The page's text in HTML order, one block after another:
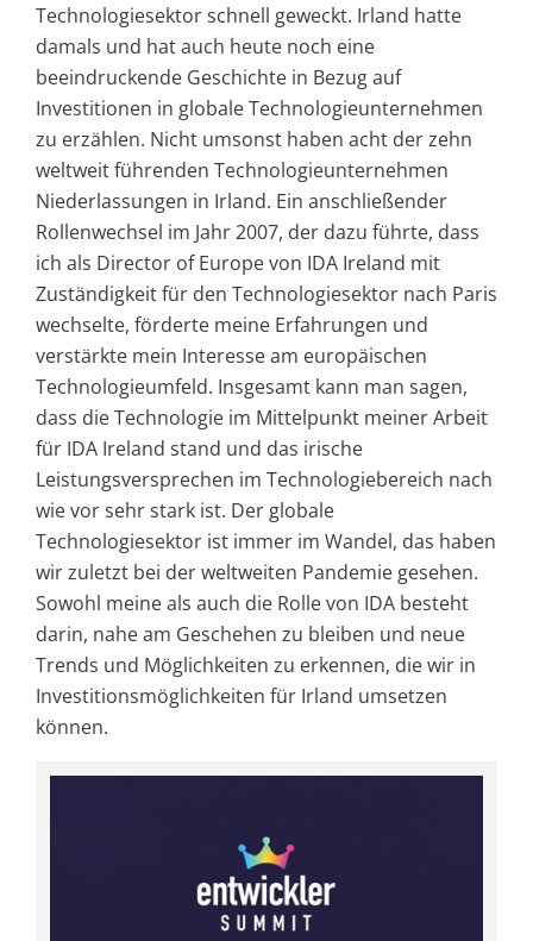
Technologiesektor schnell geweckt. Irland hatte
damals und hat auch heute noch eine
beeindruckende Geschichte in Bezug auf
Investitionen in globale Technologieunternehmen
zu erzählen. Nicht umsonst haben acht der zehn
weltweit führenden Technologieunternehmen
Niederlassungen in Irland. Ein anschließender
Rollenwechsel im Jahr 2007, der dazu führte, dass
ich als Director of Europe von IDA Ireland mit
Zuständigkeit für den Technologiesektor nach Paris
wechselte, förderte meine Erfahrungen und
verstärkte mein Interesse am europäischen
Technologieumfeld. Insgesamt kann man sagen,
dass die Technologie im Mittelpunkt meiner Arbeit
für IDA Ireland stand und das irische
Leistungsversprechen im Technologiebereich nach
wie vor sehr stark ist. Der globale
Technologiesektor ist immer im Wandel, das haben
wir zuletzt bei der weltweiten Pandemie gesehen.
Sowohl meine als auch die Rolle von IDA besteht
darin, nahe am Geschehen zu bleiben und neue
Trends und Möglichkeiten zu erkennen, die wir in
Investitionsmöglichkeiten für Irland umsetzen
können.